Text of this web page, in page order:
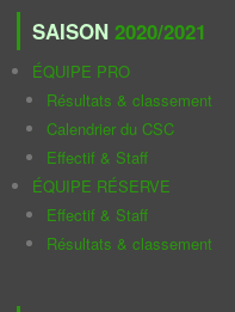
SAISON 2020/2021
ÉQUIPE PRO
Résultats & classement
Calendrier du CSC
Effectif & Staff
ÉQUIPE RÉSERVE
Effectif & Staff
Résultats & classement